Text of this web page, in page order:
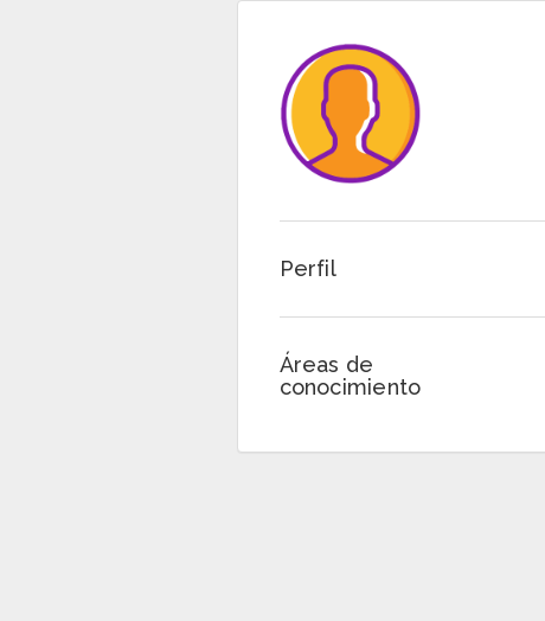
Perfil
Áreas de
conocimiento